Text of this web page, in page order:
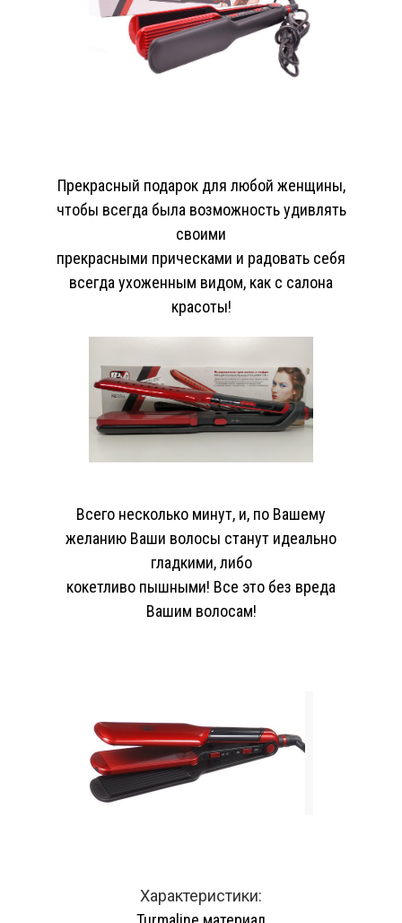
Прекрасный подарок для любой женщины,
чтобы всегда была возможность удивлять
своими
прекрасными прическами и радовать себя
всегда ухоженным видом, как с салона
красоты!
Всего несколько минут, и, по Вашему
желанию Ваши волосы станут идеально
гладкими, либо
кокетливо пышными! Все это без вреда
Вашим волосам!
Характеристики: